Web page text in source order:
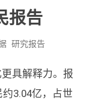
报告
研究报告
具解释力。报
3.04亿，占世